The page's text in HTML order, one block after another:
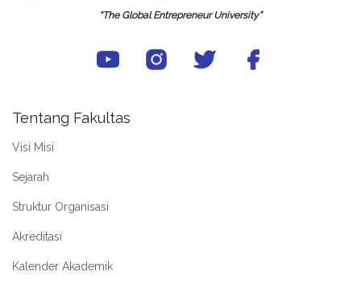
“The Global Entrepreneur University”
Tentang Fakultas
Visi Misi
Sejarah
Struktur Organisasi
Akreditasi
Kalender Akademik